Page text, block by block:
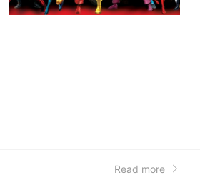
Read more